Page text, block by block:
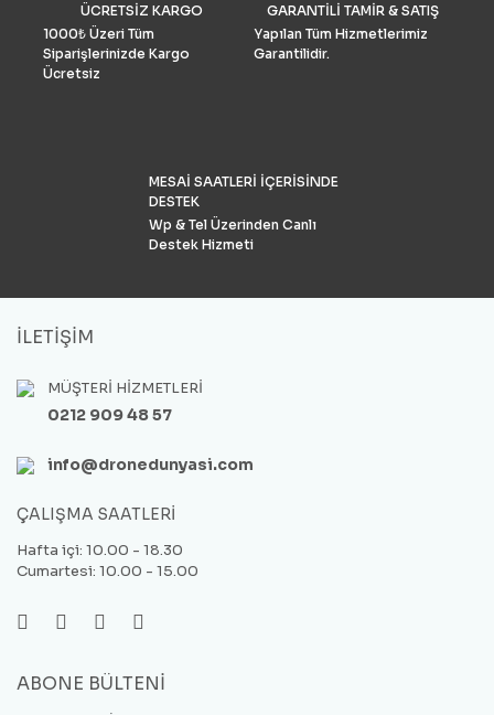
grubu Drone Industry
tarafından FAA drone
numaralarının analizine
ÜCRETSİZ KARGO
1000₺ Üzeri Tüm
Siparişlerinizde Kargo
Ücretsiz
GARANTİLİ TAMİR & SATIŞ
Yapılan Tüm Hizmetlerimiz
Garantilidir.
MESAİ SAATLERİ İÇERİSİNDE
DESTEK
Wp & Tel Üzerinden Canlı
Destek Hizmeti
İLETİŞİM
MÜŞTERİ HİZMETLERİ
0212 909 48 57
info@dronedunyasi.com
ÇALIŞMA SAATLERİ
Hafta içi: 10.00 - 18.30
Cumartesi: 10.00 - 15.00
ABONE BÜLTENİ